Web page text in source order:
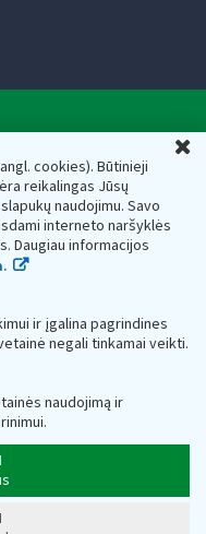
cookies). Būtinieji
reikalingas Jūsų
naudojimu. Savo
interneto naršyklės
Daugiau informacijos
ir įgalina pagrindines
negali tinkamai veikti.
naudojimą ir
— 188659752,
Lietuva, el.paštas:
prie Lietuvos
saugomi Juridinių